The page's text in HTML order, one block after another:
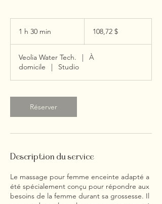
1 h 30 min
m
i
n
108,72 $
Veolia Water Tech. |
À
domicile
| Studio
Réserver
Description du service
Le massage pour femme enceinte adapté a
été spécialement conçu pour répondre aux
besoins de la femme durant sa grossesse. Il